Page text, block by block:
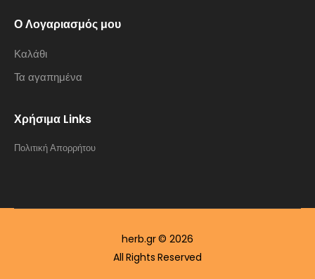
Ο Λογαριασμός μου
Καλάθι
Τα αγαπημένα
Χρήσιμα Links
Πολιτική Απορρήτου
herb.gr © 2026
All Rights Reserved